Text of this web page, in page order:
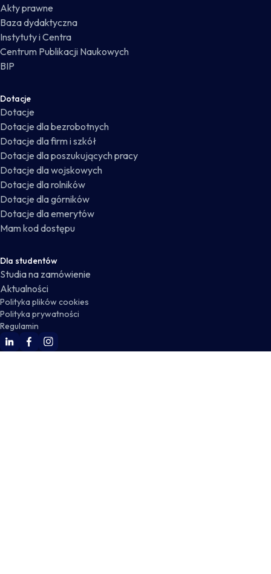
Akty prawne
Baza dydaktyczna
Instytuty i Centra
Centrum Publikacji Naukowych
BIP
Dotacje
Dotacje
Dotacje dla bezrobotnych
Dotacje dla firm i szkół
Dotacje dla poszukujących pracy
Dotacje dla wojskowych
Dotacje dla rolników
Dotacje dla górników
Dotacje dla emerytów
Mam kod dostępu
Dla studentów
Studia na zamówienie
Aktualności
Polityka plików cookies
Polityka prywatności
Regulamin
WSKZ Linkedin
WSKZ Facebook
WSKZ Instagram